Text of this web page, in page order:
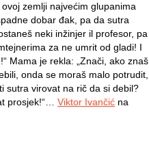
zemlji najvećim glupanima
dobar đak, pa da sutra
neki inžinjer il profesor, pa
za ne umrit od gladi! I
Mama je rekla: „Znači, ako znaš
onda se moraš malo potrudit,
sutra virovat na rič da si debil?
prosjek!“… Viktor Ivančić na